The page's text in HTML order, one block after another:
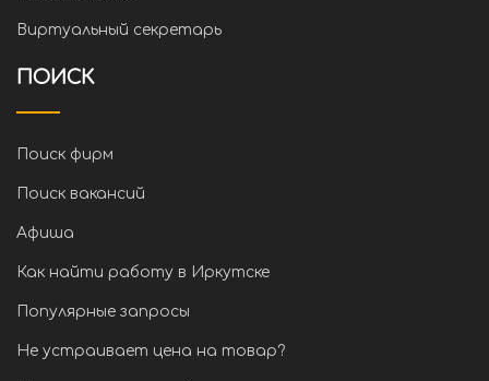
Виртуальный секретарь
ПОИСК
Поиск фирм
Поиск вакансий
Афиша
Как найти работу в Иркутске
Популярные запросы
Не устраивает цена на товар?